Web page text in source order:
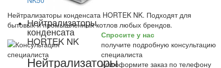
Нейтрализаторы
конденсата
HORTEK NK
Нейтрализаторы
Нейтрализаторы конденсата HORTEK NK. Подходят для
бытовых и промышленных котлов любых брендов.
Спросите у нас
получите подробную консультацию
специалиста
или оформите заказ по телефону